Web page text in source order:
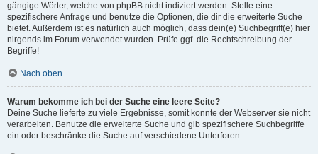
gängige Wörter, welche von phpBB nicht indiziert werden. Stelle eine
spezifischere Anfrage und benutze die Optionen, die dir die erweiterte Suche
bietet. Außerdem ist es natürlich auch möglich, dass dein(e) Suchbegriff(e) hier
nirgends im Forum verwendet wurden. Prüfe ggf. die Rechtschreibung der
Begriffe!
Nach oben
Warum bekomme ich bei der Suche eine leere Seite?
Deine Suche lieferte zu viele Ergebnisse, somit konnte der Webserver sie nicht
verarbeiten. Benutze die erweiterte Suche und gib spezifischere Suchbegriffe
ein oder beschränke die Suche auf verschiedene Unterforen.